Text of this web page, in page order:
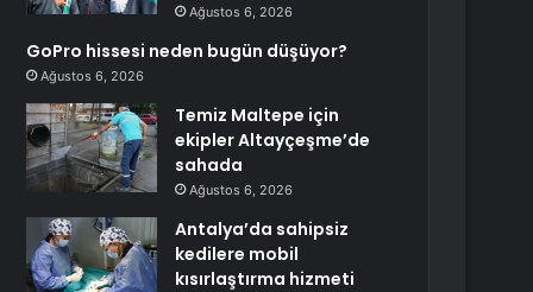
Ağustos 6, 2026
GoPro hissesi neden bugün düşüyor?
Ağustos 6, 2026
Temiz Maltepe için
ekipler Altayçeşme’de
sahada
Ağustos 6, 2026
Antalya’da sahipsiz
kedilere mobil
kısırlaştırma hizmeti